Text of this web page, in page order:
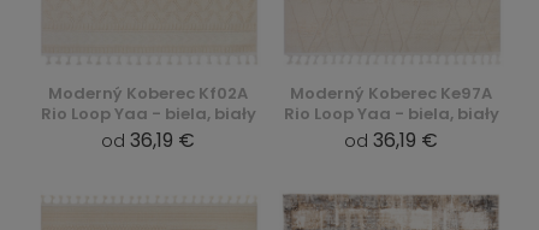
Moderný Koberec Kf02A
Rio Loop Yaa - biela, biały
od 36,19 €
Moderný Koberec Ke97A
Rio Loop Yaa - biela, biały
od 36,19 €